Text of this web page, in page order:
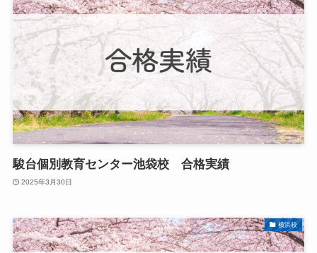
駿台個別教育センター池袋校 合格実績
2025年3月30日
横浜校